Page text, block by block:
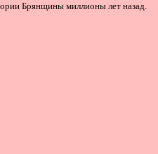
Брянщины миллионы лет назад.